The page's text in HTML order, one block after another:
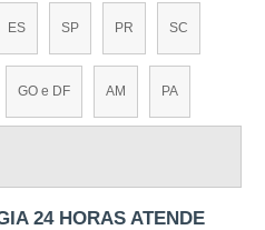
ES SP PR SC
GO e DF AM PA
24 HORAS ATENDE